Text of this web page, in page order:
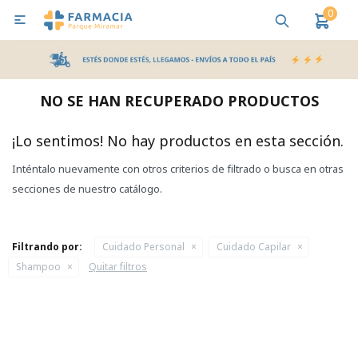
0

NO SE HAN RECUPERADO PRODUCTOS
¡Lo sentimos! No hay productos en esta sección.
Inténtalo nuevamente con otros criterios de filtrado o busca en otras
secciones de nuestro catálogo.
Filtrando por: Cuidado Personal
Cuidado Capilar
Shampoo
Quitar filtros
MI CUENTA
Bebes y Maternidad Salud
Pañales y Toallitas
Lactancia y Nutrición
Higiene y Bienestar